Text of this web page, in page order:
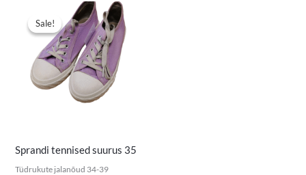
Sale!
Sale!
Sprandi tennised suurus 35
Tüdrukute jalanõud 34-39
hind
oli:
5,00 €.
Praegune
hind
on:
3,90 €.